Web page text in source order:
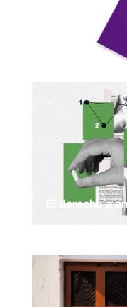
El derecho a